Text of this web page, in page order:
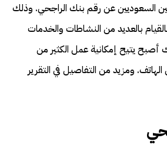
السعوديين عن رقم بنك الراجحي. وذلك
بالعديد من النشاطات والخدمات
أصبح يتيح إمكانية عمل الكثير من
ومزيد من التفاصيل في التقرير